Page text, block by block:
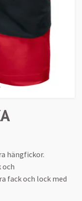
hängfickor.
och
fack och lock med